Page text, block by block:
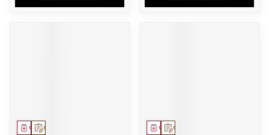
Op voorschrift
Geneesmiddel Op voorschrift
Geneesmiddel